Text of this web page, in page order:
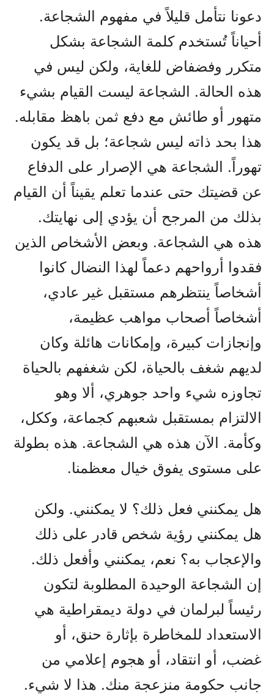
دعونا نتأمل قليلاً في مفهوم الشجاعة.
أحياناً تُستخدم كلمة الشجاعة بشكل
متكرر وفضفاض للغاية، ولكن ليس في
هذه الحالة. الشجاعة ليست القيام بشيء
متهور أو طائش مع دفع ثمن باهظ مقابله.
هذا بحد ذاته ليس شجاعة؛ بل قد يكون
تهوراً. الشجاعة هي الإصرار على الدفاع
عن قضيتك حتى عندما تعلم يقيناً أن القيام
بذلك من المرجح أن يؤدي إلى نهايتك.
هذه هي الشجاعة. وبعض الأشخاص الذين
فقدوا أرواحهم دعماً لهذا النضال كانوا
أشخاصاً ينتظرهم مستقبل غير عادي،
أشخاصاً أصحاب مواهب عظيمة،
وإنجازات كبيرة، وإمكانات هائلة وكان
لديهم شغف بالحياة، لكن شغفهم بالحياة
تجاوزه شيء واحد جوهري، ألا وهو
الالتزام بمستقبل شعبهم كجماعة، وككل،
وكأمة. الآن هذه هي الشجاعة. هذه بطولة
على مستوى يفوق خيال معظمنا.
هل يمكنني فعل ذلك؟ لا يمكنني. ولكن
هل يمكنني رؤية شخص قادر على ذلك
والإعجاب به؟ نعم، يمكنني وأفعل ذلك.
إن الشجاعة الوحيدة المطلوبة لتكون
رئيساً لبرلمان في دولة ديمقراطية هي
الاستعداد للمخاطرة بإثارة حنق، أو
غضب، أو انتقاد، أو هجوم إعلامي من
جانب حكومة منزعجة منك. هذا لا شيء.